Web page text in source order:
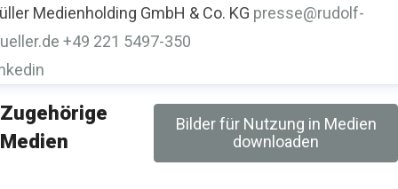
Medienholding GmbH & Co. KG presse@rudolf-
+49 221 5497-350
Zugehörige
Medien
Bilder für Nutzung in Medien
downloaden